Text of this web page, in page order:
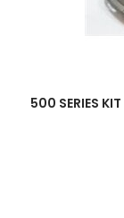
500 SERIES